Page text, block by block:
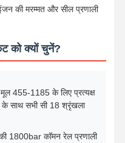
की मरम्मत और सील प्रणाली
को क्यों चुनें?
455-1185 के लिए प्रत्यक्ष
के साथ सभी सी 18 श्रृंखला
1800bar कॉमन रेल प्रणाली